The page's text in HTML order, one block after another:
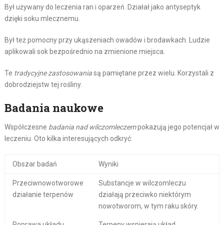
Był używany do leczenia ran i oparzeń. Działał jako antyseptyk
dzięki soku mlecznemu.
Był też pomocny przy ukąszeniach owadów i brodawkach. Ludzie
aplikowali sok bezpośrednio na zmienione miejsca.
Te tradycyjne zastosowaniasą pamiętane przez wielu. Korzystali z
dobrodziejstw tej rośliny.
Badania naukowe
Współczesne badania nad wilczomleczempokazują jego potencjał w
leczeniu. Oto kilka interesujących odkryć:
Obszar badań Wyniki
Przeciwnowotworowe
działanie terpenów
Substancje w wilczomleczu
działają przeciwko niektórym
nowotworom, w tym raku skóry.